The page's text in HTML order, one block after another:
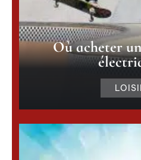
Où acheter